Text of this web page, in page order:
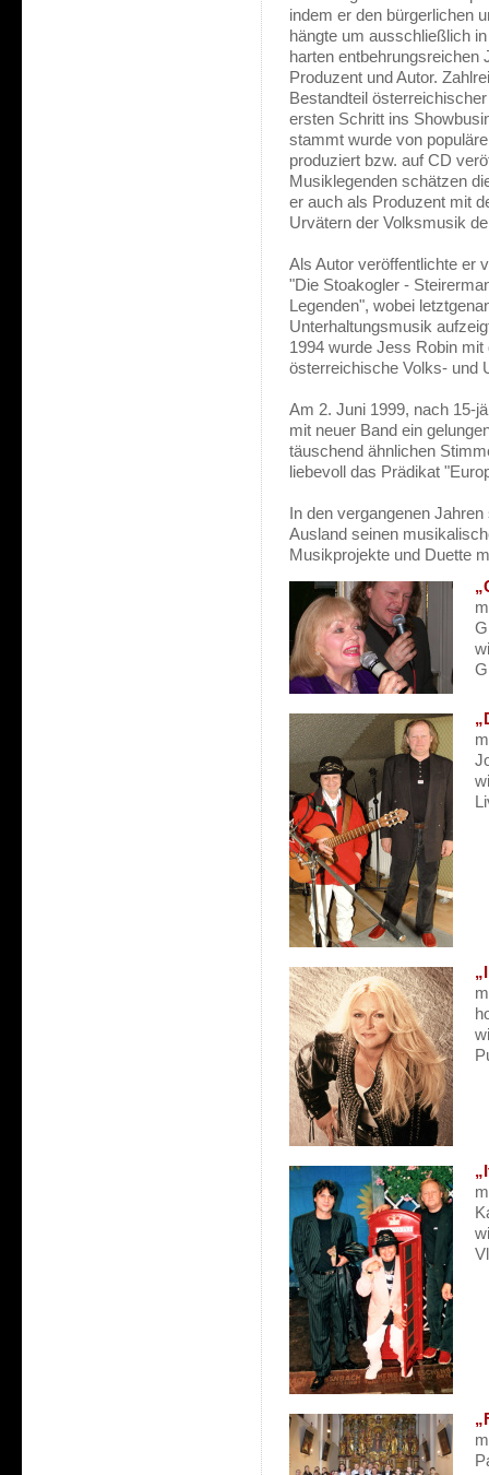
indem er den bürgerlichen
hängte um ausschließlich
harten
Produzent und Autor.
Bestandteil
ersten Schritt ins
stammt wurde von
produziert bzw. auf CD
Musiklegenden schätzen
er auch als Produzent mit
Urvätern der Volksmusik
Als Autor veröffentlichte er
"Die Stoakogler -
Legenden", wobei
Unterhaltungsmusik
1994 wurde Jess Robin
österreichische Volks- und
Am 2. Juni 1999, nach 15-
mit neuer Band ein
täuschend ähnlichen
liebevoll das Prädikat
In den vergangenen
Ausland seinen
Musikprojekte und Duette